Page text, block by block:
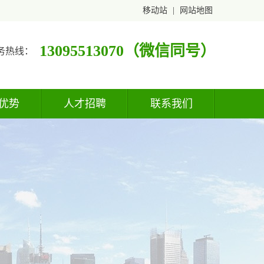
移动站 网站地图
热线： 13095513070（微信同号）
势 人才招聘 联系我们